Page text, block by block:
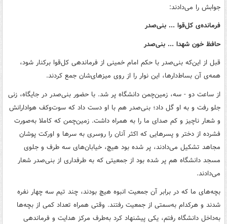
جوابش را می‌دادند:
فرمانده‌ی کل‌قوا ... بنی‌صدر
حافظ خون شهدا ... بنی‌صدر
قبل از این‌که بنی‌صدر با حکم امام خمینی از فرماندهی کل‌قوا برکنار شود،
همه‌ی آن بساط‌دارها، این نوار را از روی میزهای‌شان جمع کردند.
از ساعت دو - سه، زمین‌چمن دانشگاه پر شد. با حضور بنی‌صدر در جایگاه، زنی
جلو رفت و به او گل داد؛ بنی‌صدر هم با او دست داد که سوت‌وکف هوادارانش
و شعار ناچیز و کم صدای ما را به همراه داشت. زمین‌چمن که کاملا به‌صورت
فشرده از دختر و پسرهایی که اکثر آنان را روسری به سرها و اورکت پوشان
مجاهد تشکیل می‌دادند، پر شده بود هیچ، خیابان‌های سه طرف و جلوی
مسجد دانشگاه هم پر شده بود از جمعیتی که به طرفداری از بنی‌صدر شعار
می‌دادند.
بچه‌های ما که در برابر آن جمعیت انبوه هیچ بودند، چند تیم سه چهار نفره
شدند و هرکدام به‌سمتی از جمعیت رفتند. وقتی همراه تعداد کمی از بچه‌ها
به‌داخل دانشگاه رفتم، یکی پیشنهاد کرد به‌طرف مرکز هدایت و فرماندهی